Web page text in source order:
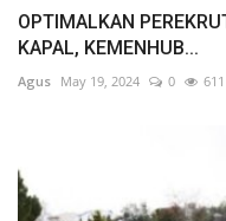
OPTIMALKAN
KAPAL, KEMENHUB...
Agus May 19, 2024 0 611